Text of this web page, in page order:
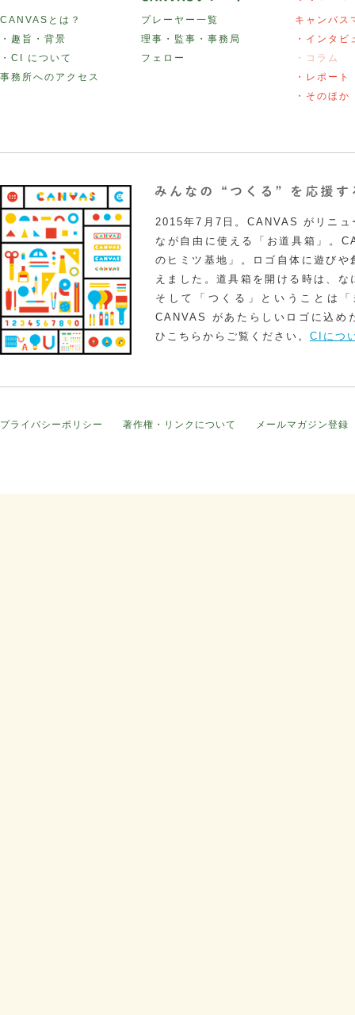
CANVASとは？
・趣旨・背景
・CI について
事務所へのアクセス
プレーヤー一覧
理事・監事・事務局
フェロー
キャンバス
・インタビ
・コラム
・レポート
・そのほか
2015年7月7日。CANVAS がリニュ
なが自由に使える「お道具箱」。
のヒミツ基地」。ロゴ自体に遊び
えました。道具箱を開ける時は、
そして「つくる」ということは
CANVAS があたらしいロゴに込め
ひこちらからご覧ください。 CIにつ
プライバシーポリシー 著作権・リンクについて メールマガジン登録